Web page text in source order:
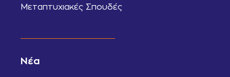
Μεταπτυχιακές Σπουδές
Νέα